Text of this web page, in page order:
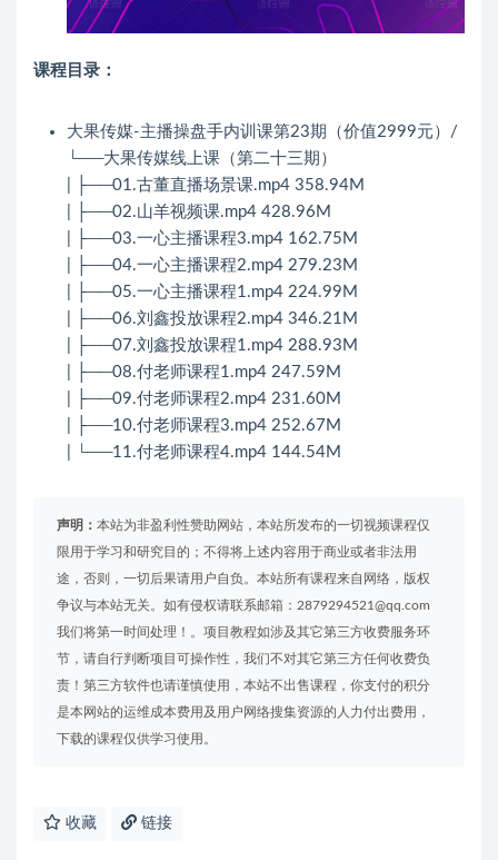
课程目录：
大果传媒-主播操盘手内训课第23期（价值2999元）/
└──大果传媒线上课（第二十三期）
| ├──01.古董直播场景课.mp4 358.94M
| ├──02.山羊视频课.mp4 428.96M
| ├──03.一心主播课程3.mp4 162.75M
| ├──04.一心主播课程2.mp4 279.23M
| ├──05.一心主播课程1.mp4 224.99M
| ├──06.刘鑫投放课程2.mp4 346.21M
| ├──07.刘鑫投放课程1.mp4 288.93M
| ├──08.付老师课程1.mp4 247.59M
| ├──09.付老师课程2.mp4 231.60M
| ├──10.付老师课程3.mp4 252.67M
| └──11.付老师课程4.mp4 144.54M
声明： 本站为非盈利性赞助网站，本站所发布的一切视频课程仅
限用于学习和研究目的；不得将上述内容用于商业或者非法用
途，否则，一切后果请用户自负。本站所有课程来自网络，版权
争议与本站无关。如有侵权请联系邮箱：2879294521@qq.com
我们将第一时间处理！。项目教程如涉及其它第三方收费服务环
节，请自行判断项目可操作性，我们不对其它第三方任何收费负
责！第三方软件也请谨慎使用，本站不出售课程，你支付的积分
是本网站的运维成本费用及用户网络搜集资源的人力付出费用，
下载的课程仅供学习使用。
收藏 链接